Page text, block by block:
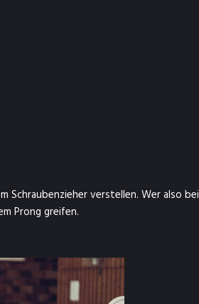
Schraubenzieher verstellen. Wer also bei
Prong greifen.